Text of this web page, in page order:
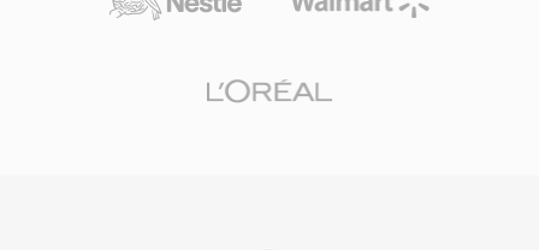
achtergrondmuziek mogelijk was in één
gamebehoudspecialisten blijft XA één
desktopmediumapplicatie decoderen FLAC